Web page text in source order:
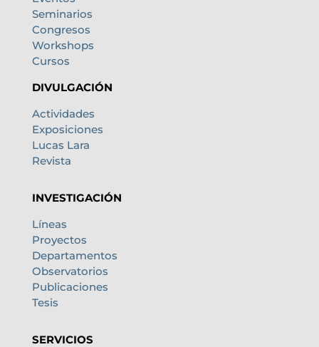
Seminarios
Congresos
Workshops
Cursos
DIVULGACIÓN
Actividades
Exposiciones
Lucas Lara
Revista
INVESTIGACIÓN
Líneas
Proyectos
Departamentos
Observatorios
Publicaciones
Tesis
SERVICIOS